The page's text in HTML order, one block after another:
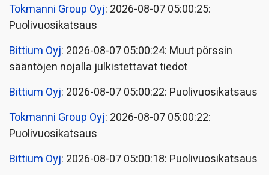
Tokmanni Group Oyj: 2026-08-07 05:00:25:
Puolivuosikatsaus
Bittium Oyj: 2026-08-07 05:00:24: Muut pörssin
sääntöjen nojalla julkistettavat tiedot
Bittium Oyj: 2026-08-07 05:00:22: Puolivuosikatsaus
Tokmanni Group Oyj: 2026-08-07 05:00:22:
Puolivuosikatsaus
Bittium Oyj: 2026-08-07 05:00:18: Puolivuosikatsaus